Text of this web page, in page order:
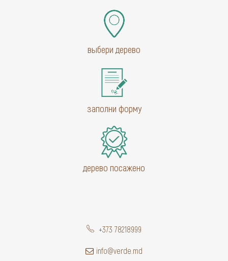
выбери дерево
заполни форму
дерево посажено
+373 78218999
info@verde.md